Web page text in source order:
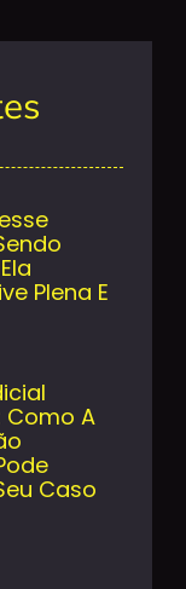
Plena E
Como A
Caso